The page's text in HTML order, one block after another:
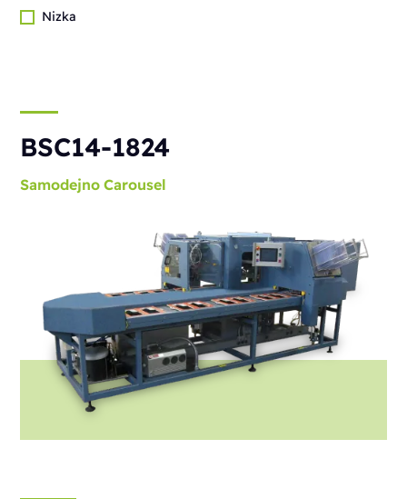
Nizka
BSC14-1824
Samodejno Carousel